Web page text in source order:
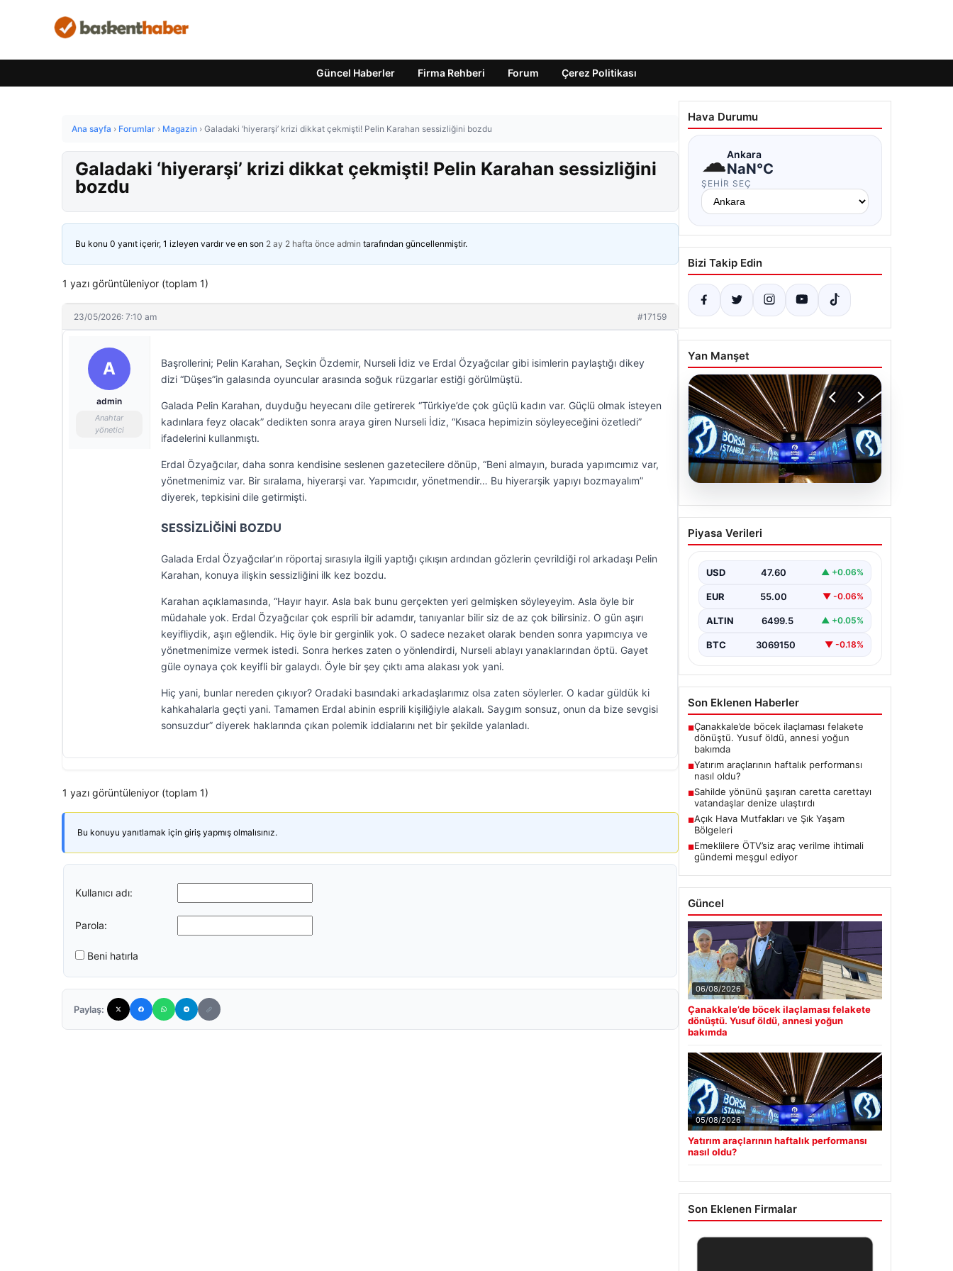
Güncel Haberler Firma Rehberi Forum Çerez Politikası
Ana sayfa › Forumlar › Magazin › Galadaki ‘hiyerarşi’ krizi dikkat çekmişti! Pelin Karahan sessizliğini bozdu
Galadaki ‘hiyerarşi’ krizi dikkat çekmişti! Pelin Karahan sessizliğini
bozdu
Bu konu 0 yanıt içerir, 1 izleyen vardır ve en son 2 ay 2 hafta önce admin tarafından güncellenmiştir.
1 yazı görüntüleniyor (toplam 1)
23/05/2026: 7:10 am #17159
A
admin
Anahtar
yönetici
Başrollerini; Pelin Karahan, Seçkin Özdemir, Nurseli İdiz ve Erdal Özyağcılar gibi isimlerin paylaştığı dikey
dizi “Düşes”in galasında oyuncular arasında soğuk rüzgarlar estiği görülmüştü.
Galada Pelin Karahan, duyduğu heyecanı dile getirerek “Türkiye’de çok güçlü kadın var. Güçlü olmak isteyen
kadınlara feyz olacak” dedikten sonra araya giren Nurseli İdiz, “Kısaca hepimizin söyleyeceğini özetledi”
ifadelerini kullanmıştı.
Erdal Özyağcılar, daha sonra kendisine seslenen gazetecilere dönüp, “Beni almayın, burada yapımcımız var,
yönetmenimiz var. Bir sıralama, hiyerarşi var. Yapımcıdır, yönetmendir… Bu hiyerarşik yapıyı bozmayalım”
diyerek, tepkisini dile getirmişti.
SESSİZLİĞİNİ BOZDU
Galada Erdal Özyağcılar’ın röportaj sırasıyla ilgili yaptığı çıkışın ardından gözlerin çevrildiği rol arkadaşı Pelin
Karahan, konuya ilişkin sessizliğini ilk kez bozdu.
Karahan açıklamasında, “Hayır hayır. Asla bak bunu gerçekten yeri gelmişken söyleyeyim. Asla öyle bir
müdahale yok. Erdal Özyağcılar çok esprili bir adamdır, tanıyanlar bilir siz de az çok bilirsiniz. O gün aşırı
keyifliydik, aşırı eğlendik. Hiç öyle bir gerginlik yok. O sadece nezaket olarak benden sonra yapımcıya ve
yönetmenimize vermek istedi. Sonra herkes zaten o yönlendirdi, Nurseli ablayı yanaklarından öptü. Gayet
güle oynaya çok keyifli bir galaydı. Öyle bir şey çıktı ama alakası yok yani.
Hiç yani, bunlar nereden çıkıyor? Oradaki basındaki arkadaşlarımız olsa zaten söylerler. O kadar güldük ki
kahkahalarla geçti yani. Tamamen Erdal abinin esprili kişiliğiyle alakalı. Saygım sonsuz, onun da bize sevgisi
sonsuzdur” diyerek haklarında çıkan polemik iddialarını net bir şekilde yalanladı.
1 yazı görüntüleniyor (toplam 1)
Bu konuyu yanıtlamak için giriş yapmış olmalısınız.
Kullanıcı adı:
Parola:
Beni hatırla
Paylaş:
Hava Durumu
☁Ankara
NaN°C
ŞEHIR SEÇ
Bizi Takip Edin
Yan Manşet
Yatırım araçlarının haftalık
performansı nasıl oldu?
Piyasa Verileri
USD 47.60 ▲ +0.06%
EUR 55.00 ▼ -0.06%
ALTIN 6499.5 ▲ +0.05%
BTC 3069150 ▼ -0.18%
Son Eklenen Haberler
■Çanakkale’de böcek ilaçlaması felakete
dönüştü. Yusuf öldü, annesi yoğun
bakımda
■Yatırım araçlarının haftalık performansı
nasıl oldu?
■Sahilde yönünü şaşıran caretta carettayı
vatandaşlar denize ulaştırdı
■Açık Hava Mutfakları ve Şık Yaşam
Bölgeleri
■Emeklilere ÖTV’siz araç verilme ihtimali
gündemi meşgul ediyor
Güncel
06/08/2026
Çanakkale’de böcek ilaçlaması felakete
dönüştü. Yusuf öldü, annesi yoğun
bakımda
05/08/2026
Yatırım araçlarının haftalık performansı
nasıl oldu?
Son Eklenen Firmalar